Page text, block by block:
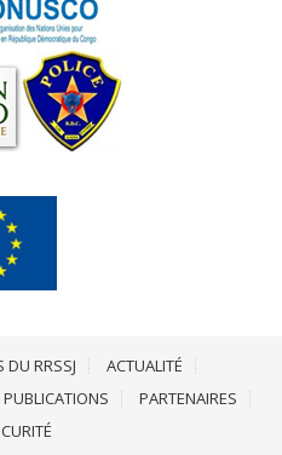
DU RRSSJ
ACTUALITÉ
PUBLICATIONS
PARTENAIRES